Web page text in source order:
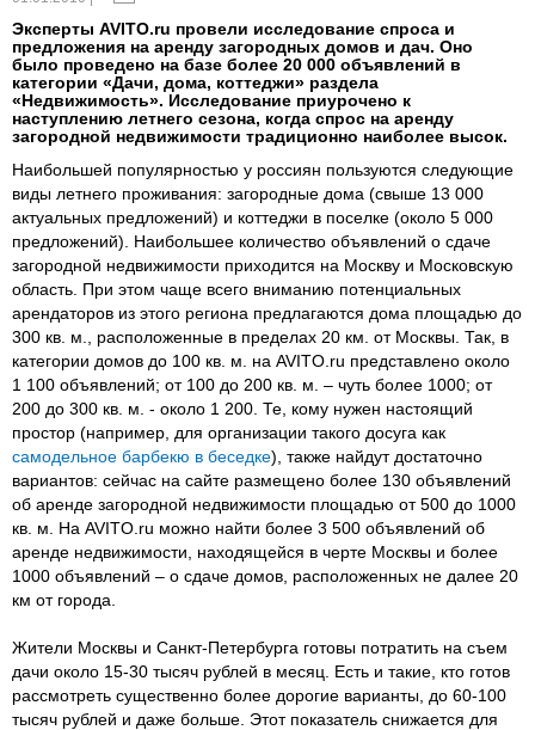
Эксперты AVITO.ru провели исследование спроса и
предложения на аренду загородных домов и дач. Оно
было проведено на базе более 20 000 объявлений в
категории «Дачи, дома, коттеджи» раздела
«Недвижимость». Исследование приурочено к
наступлению летнего сезона, когда спрос на аренду
загородной недвижимости традиционно наиболее высок.
Наибольшей популярностью у россиян пользуются следующие
виды летнего проживания: загородные дома (свыше 13 000
актуальных предложений) и коттеджи в поселке (около 5 000
предложений). Наибольшее количество объявлений о сдаче
загородной недвижимости приходится на Москву и Московскую
область. При этом чаще всего вниманию потенциальных
арендаторов из этого региона предлагаются дома площадью до
300 кв. м., расположенные в пределах 20 км. от Москвы. Так, в
категории домов до 100 кв. м. на AVITO.ru представлено около
1 100 объявлений; от 100 до 200 кв. м. – чуть более 1000; от
200 до 300 кв. м. - около 1 200. Те, кому нужен настоящий
простор (например, для организации такого досуга как
самодельное барбекю в беседке), также найдут достаточно
вариантов: сейчас на сайте размещено более 130 объявлений
об аренде загородной недвижимости площадью от 500 до 1000
кв. м. На AVITO.ru можно найти более 3 500 объявлений об
аренде недвижимости, находящейся в черте Москвы и более
1000 объявлений – о сдаче домов, расположенных не далее 20
км от города.
Жители Москвы и Санкт-Петербурга готовы потратить на съем
дачи около 15-30 тысяч рублей в месяц. Есть и такие, кто готов
рассмотреть существенно более дорогие варианты, до 60-100
тысяч рублей и даже больше. Этот показатель снижается для